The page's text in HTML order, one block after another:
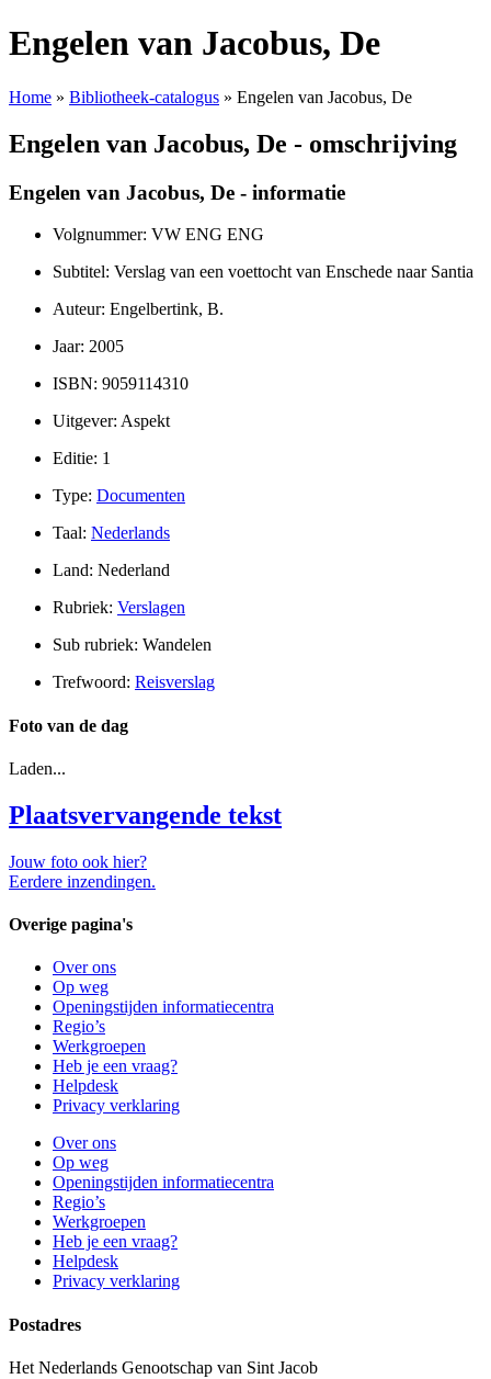
Engelen van Jacobus, De
Home » Bibliotheek-catalogus » Engelen van Jacobus, De
Engelen van Jacobus, De - omschrijving
Engelen van Jacobus, De - informatie
Volgnummer: VW ENG ENG
Subtitel: Verslag van een voettocht van Enschede naar Santia
Auteur: Engelbertink, B.
Jaar: 2005
ISBN: 9059114310
Uitgever: Aspekt
Editie: 1
Type: Documenten
Taal: Nederlands
Land: Nederland
Rubriek: Verslagen
Sub rubriek: Wandelen
Trefwoord: Reisverslag
Foto van de dag
Laden...
Plaatsvervangende tekst
Jouw foto ook hier?
Eerdere inzendingen.
Overige pagina's
Over ons
Op weg
Openingstijden informatiecentra
Regio’s
Werkgroepen
Heb je een vraag?
Helpdesk
Privacy verklaring
Over ons
Op weg
Openingstijden informatiecentra
Regio’s
Werkgroepen
Heb je een vraag?
Helpdesk
Privacy verklaring
Postadres
Het Nederlands Genootschap van Sint Jacob